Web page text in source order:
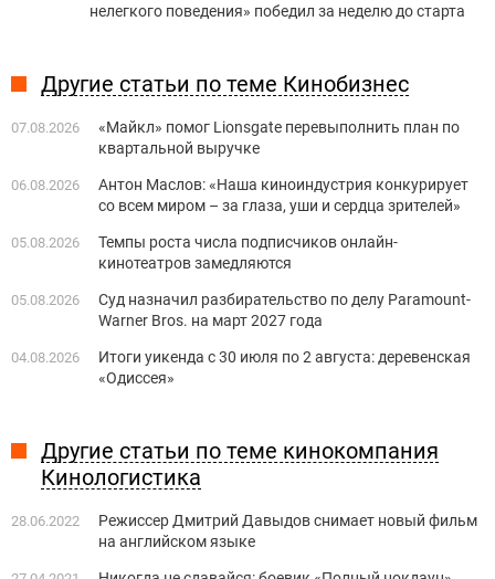
нелегкого поведения» победил за неделю до старта
Другие статьи по теме Кинобизнес
07.08.2026
«Майкл» помог Lionsgate перевыполнить план по
квартальной выручке
06.08.2026
Антон Маслов: «Наша киноиндустрия конкурирует
со всем миром – за глаза, уши и сердца зрителей»
05.08.2026
Темпы роста числа подписчиков онлайн-
кинотеатров замедляются
05.08.2026
Суд назначил разбирательство по делу Paramount-
Warner Bros. на март 2027 года
04.08.2026
Итоги уикенда с 30 июля по 2 августа: деревенская
«Одиссея»
Другие статьи по теме кинокомпания
Кинологистика
28.06.2022
Режиссер Дмитрий Давыдов снимает новый фильм
на английском языке